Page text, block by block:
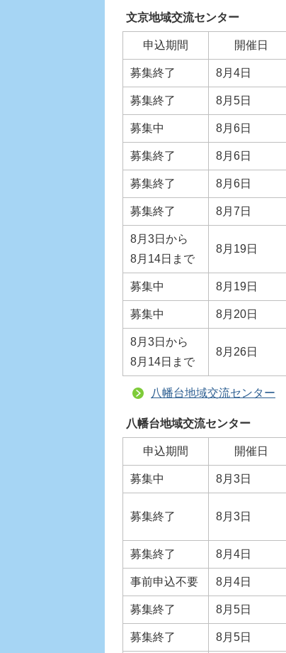
文京地域交流センター
申込期間 開催日
募集終了 8月4日
募集終了 8月5日
募集中 8月6日
募集終了 8月6日
募集終了 8月6日
募集終了 8月7日
8月3日から
8月14日まで
8月19日
募集中 8月19日
募集中 8月20日
8月3日から
8月14日まで
8月26日
八幡台地域交流センター
八幡台地域交流センター
申込期間 開催日
募集中 8月3日
募集終了 8月3日
募集終了 8月4日
事前申込不要 8月4日
募集終了 8月5日
募集終了 8月5日